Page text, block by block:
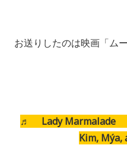
お送りしたのは映画「ム
♬ Lady Marmalade
Kim,